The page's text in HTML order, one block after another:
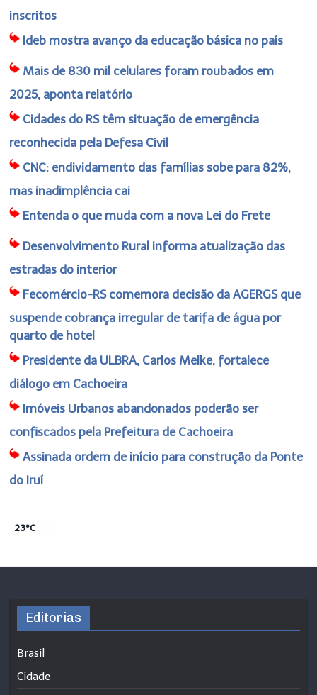
inscritos
Ideb mostra avanço da educação básica no país
Mais de 830 mil celulares foram roubados em
2025, aponta relatório
Cidades do RS têm situação de emergência
reconhecida pela Defesa Civil
CNC: endividamento das famílias sobe para 82%,
mas inadimplência cai
Entenda o que muda com a nova Lei do Frete
Desenvolvimento Rural informa atualização das
estradas do interior
Fecomércio-RS comemora decisão da AGERGS que
suspende cobrança irregular de tarifa de água por
quarto de hotel
Presidente da ULBRA, Carlos Melke, fortalece
diálogo em Cachoeira
Imóveis Urbanos abandonados poderão ser
confiscados pela Prefeitura de Cachoeira
Assinada ordem de início para construção da Ponte
do Iruí
23°C
Editorias
Brasil
Cidade